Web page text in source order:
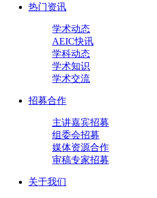
热门资讯
学术动态
AEIC快讯
学科动态
学术知识
学术交流
招募合作
主讲嘉宾招募
组委会招募
媒体资源合作
审稿专家招募
关于我们